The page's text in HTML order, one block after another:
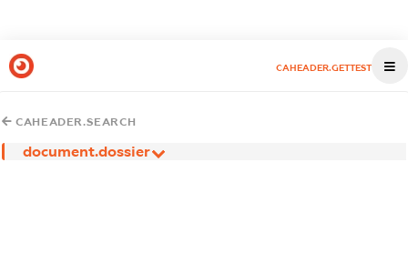
CAHEADER.GETTEST
CAHEADER.SEARCH
document.dossier